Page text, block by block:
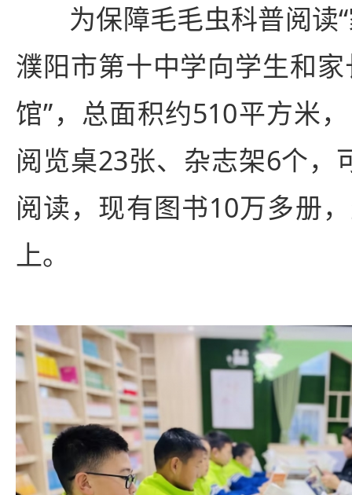
为保障毛毛虫科普阅读
濮阳市第十中学向学生和
馆”，总面积约510平方米
阅览桌23张、杂志架6个，
阅读，现有图书10万多册
上。